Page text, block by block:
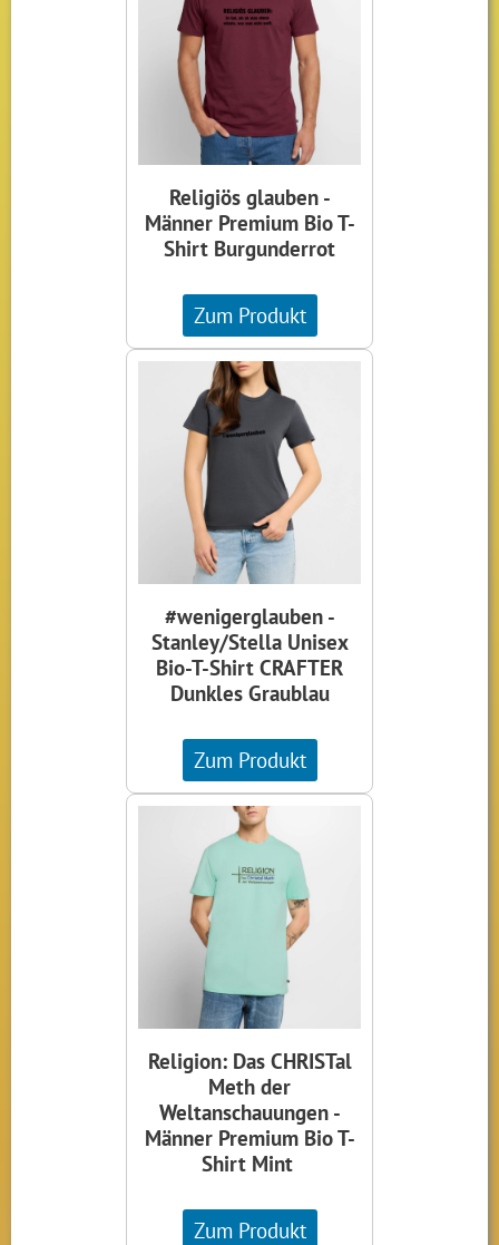
Religiös glauben -
Männer Premium Bio T-
Shirt Burgunderrot
Zum Produkt
#wenigerglauben -
Stanley/Stella Unisex
Bio-T-Shirt CRAFTER
Dunkles Graublau
Zum Produkt
Religion: Das CHRISTal
Meth der
Weltanschauungen -
Männer Premium Bio T-
Shirt Mint
Zum Produkt